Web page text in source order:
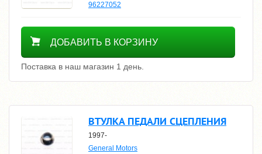
96227052
1600
ДОБАВИТЬ В КОРЗИНУ
Поставка в наш магазин 1 день.
ВТУЛКА ПЕДАЛИ СЦЕПЛЕНИЯ
1997-
General Motors